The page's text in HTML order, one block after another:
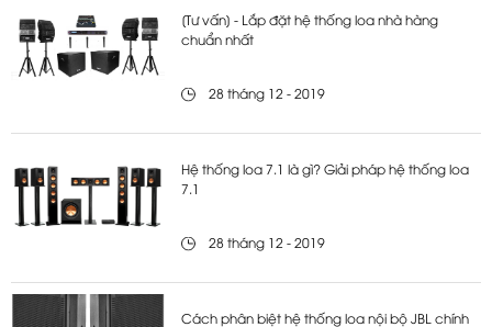
[Tư vấn] - Lắp đặt hệ thống loa nhà hàng
chuẩn nhất
28 tháng 12 - 2019
Hệ thống loa 7.1 là gì? Giải pháp hệ thống loa
7.1
28 tháng 12 - 2019
Cách phân biệt hệ thống loa nội bộ JBL chính